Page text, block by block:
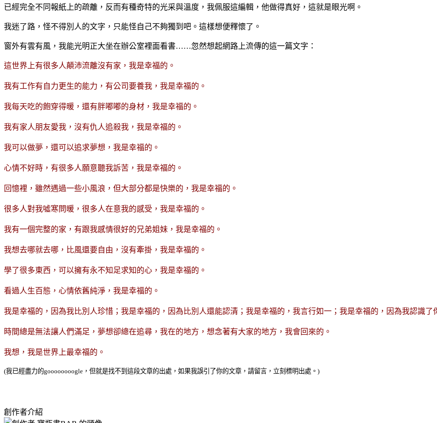
已經完全不同報紙上的疏離，反而有種奇特的光采與溫度，我佩服這編輯，他做得真好，這就是眼光啊。
我迷了路，怪不得別人的文字，只能怪自己不夠獨到吧。這樣想便釋懷了。
窗外有雲有風，我能光明正大坐在辦公室裡面看書……忽然想起網路上流傳的這一篇文字：
這世界上有很多人顛沛流離沒有家，我是幸福的。
我有工作有自力更生的能力，有公司要養我，我是幸福的。
我每天吃的飽穿得暖，還有胖嘟嘟的身材，我是幸福的。
我有家人朋友愛我，沒有仇人追殺我，我是幸福的。
我可以做夢，還可以追求夢想，我是幸福的。
心情不好時，有很多人願意聽我訴苦，我是幸福的。
回憶裡，雖然遇過一些小風浪，但大部分都是快樂的，我是幸福的。
很多人對我噓寒問暖，很多人在意我的感受，我是幸福的。
我有一個完整的家，有跟我感情很好的兄弟姐妹，我是幸福的。
我想去哪就去哪，比風還要自由，沒有牽掛，我是幸福的。
學了很多東西，可以擁有永不知足求知的心，我是幸福的。
看過人生百態，心情依舊純淨，我是幸福的。
我是幸福的，因為我比別人珍惜；我是幸福的，因為比別人還能認清；我是幸福的，我言行如一；我是幸福的，因為我認識了
時間總是無法讓人們滿足，夢想卻總在追尋，我在的地方，想念著有大家的地方，我會回來的。
我想，我是世界上最幸福的。
(我已經盡力的goooooooogle，但就是找不到這段文章的出處，如果我誤引了你的文章，請留言，立刻標明出處。)
創作者介紹